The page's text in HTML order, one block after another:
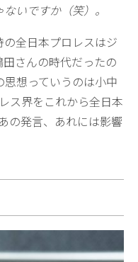
いですか（笑）。
全日本プロレスはジ
さんの時代だったの
想っていうのは小中
ス界をこれから全日本
の発言、あれには影響